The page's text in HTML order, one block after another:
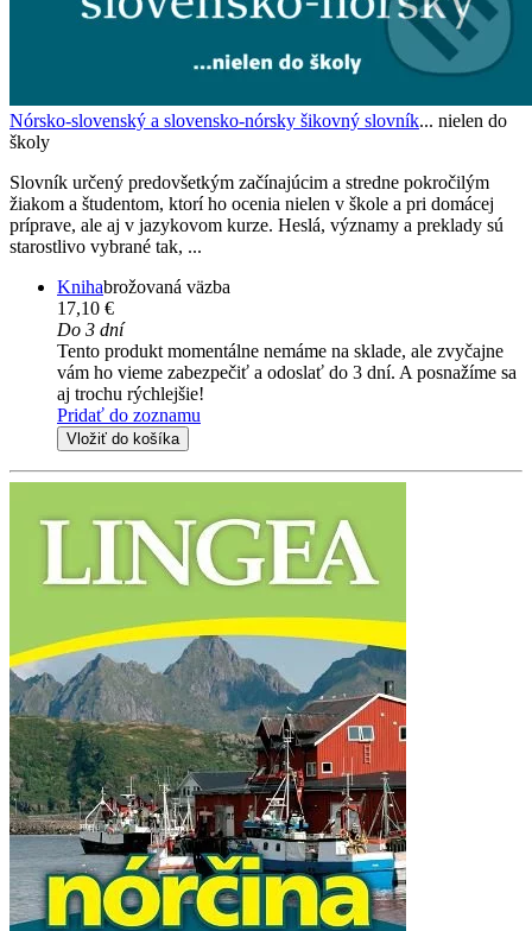
Nórsko-slovenský a slovensko-nórsky šikovný slovník... nielen do
školy
Slovník určený predovšetkým začínajúcim a stredne pokročilým
žiakom a študentom, ktorí ho ocenia nielen v škole a pri domácej
príprave, ale aj v jazykovom kurze. Heslá, významy a preklady sú
starostlivo vybrané tak, ...
Knihabrožovaná väzba
17,10 €
Do 3 dní
Tento produkt momentálne nemáme na sklade, ale zvyčajne
vám ho vieme zabezpečiť a odoslať do 3 dní. A posnažíme sa
aj trochu rýchlejšie!
Pridať do zoznamu
Vložiť do košíka